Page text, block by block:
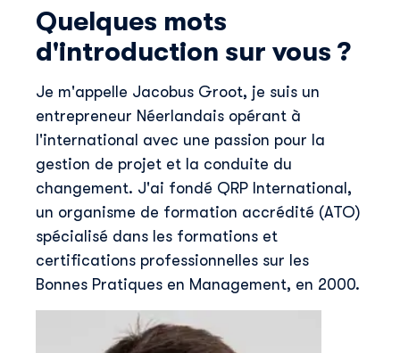
Quelques mots
d'introduction sur vous ?
Je m'appelle Jacobus Groot, je suis un
entrepreneur Néerlandais opérant à
l'international avec une passion pour la
gestion de projet et la conduite du
changement. J'ai fondé QRP International,
un organisme de formation accrédité (ATO)
spécialisé dans les formations et
certifications professionnelles sur les
Bonnes Pratiques en Management, en 2000.